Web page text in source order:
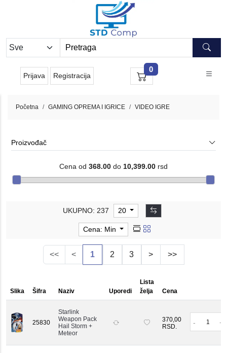
Prijava Registracija
0
Početna GAMING OPREMA I IGRICE VIDEO IGRE
Proizvođač
Cena od 368.00 do 10,399.00 rsd
UKUPNO: 237 20
Cena: Min
<< < 1 2 3 > >>
Slika Šifra Naziv Uporedi
Lista
želja
Cena
25830
Starlink
Weapon Pack
Hail Storm +
Meteor
370,00
RSD.
- +